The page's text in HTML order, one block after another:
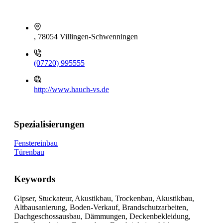
, 78054 Villingen-Schwenningen
(07720) 995555
http://www.hauch-vs.de
Spezialisierungen
Fenstereinbau
Türenbau
Keywords
Gipser, Stuckateur, Akustikbau, Trockenbau, Akustikbau,
Altbausanierung, Boden-Verkauf, Brandschutzarbeiten,
Dachgeschossausbau, Dämmungen, Deckenbekleidung,